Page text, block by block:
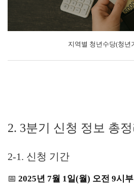
지역별 청년수당(청년
2. 3분기 신청 정보 총정
2-1. 신청 기간
📅 2025년 7월 1일(월) 오전 9시